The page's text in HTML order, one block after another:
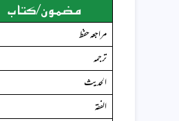
مضمون/کتاب
مراجعہ حفظ
ترجمہ
الحدیث
الفقہ